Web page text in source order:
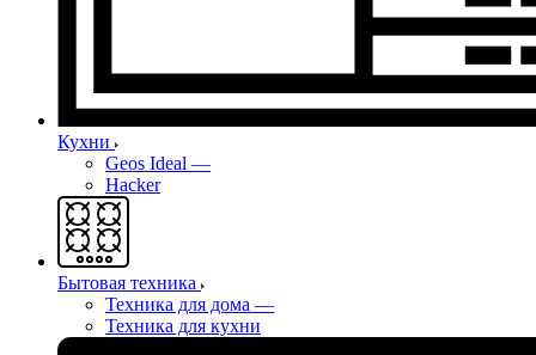
Кухни
Geos Ideal —
Hacker
Бытовая техника
Техника для дома —
Техника для кухни